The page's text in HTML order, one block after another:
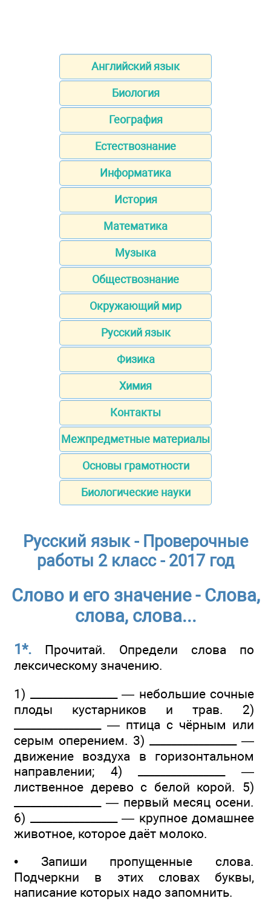
Английский язык
Биология
География
Естествознание
Информатика
История
Математика
Музыка
Обществознание
Окружающий мир
Русский язык
Физика
Химия
Контакты
Межпредметные материалы
Основы грамотности
Биологические науки
Русский язык - Проверочные
работы 2 класс - 2017 год
Слово и его значение - Слова,
слова, слова...
1*. Прочитай. Определи слова по
лексическому значению.
1) ________________ — небольшие сочные
плоды кустарников и трав. 2)
________________ — птица с чёрным или
серым оперением. 3) ________________ —
движение воздуха в горизонтальном
направлении; 4) ________________ —
лиственное дерево с белой корой. 5)
________________ — первый месяц осени.
6) ________________ — крупное домашнее
животное, которое даёт молоко.
• Запиши пропущенные слова.
Подчеркни в этих словах буквы,
написание которых надо запомнить.